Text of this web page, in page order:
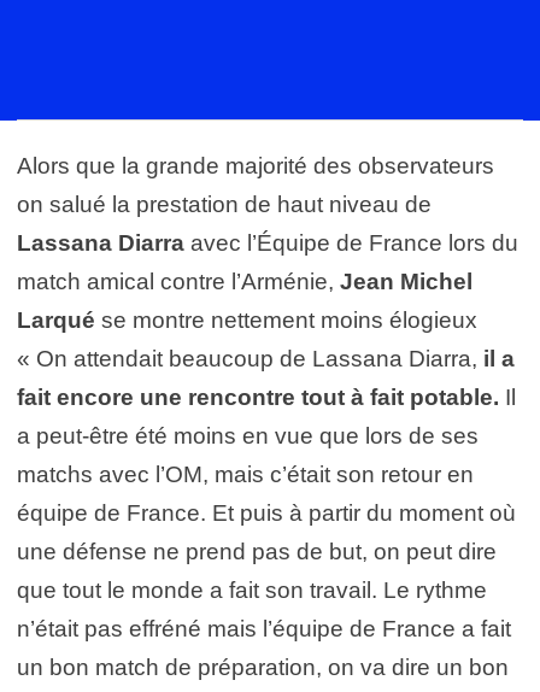
Alors que la grande majorité des observateurs
on salué la prestation de haut niveau de
Lassana Diarra avec l’Équipe de France lors du
match amical contre l’Arménie, Jean Michel
Larqué se montre nettement moins élogieux
« On attendait beaucoup de Lassana Diarra, il a
fait encore une rencontre tout à fait potable. Il
a peut-être été moins en vue que lors de ses
matchs avec l’OM, mais c’était son retour en
équipe de France. Et puis à partir du moment où
une défense ne prend pas de but, on peut dire
que tout le monde a fait son travail. Le rythme
n’était pas effréné mais l’équipe de France a fait
un bon match de préparation, on va dire un bon